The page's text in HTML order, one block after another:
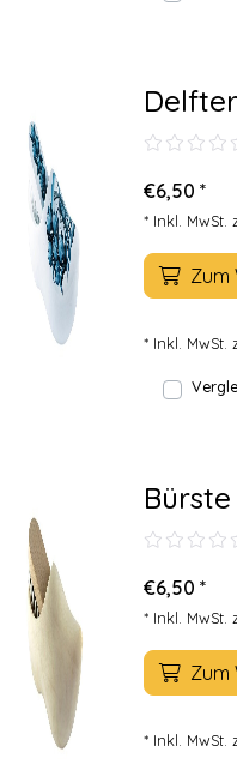
€6,50 *
* Inkl. MwSt.
Zum
* Inkl. MwSt.
€6,50 *
* Inkl. MwSt.
Zum
* Inkl. MwSt.